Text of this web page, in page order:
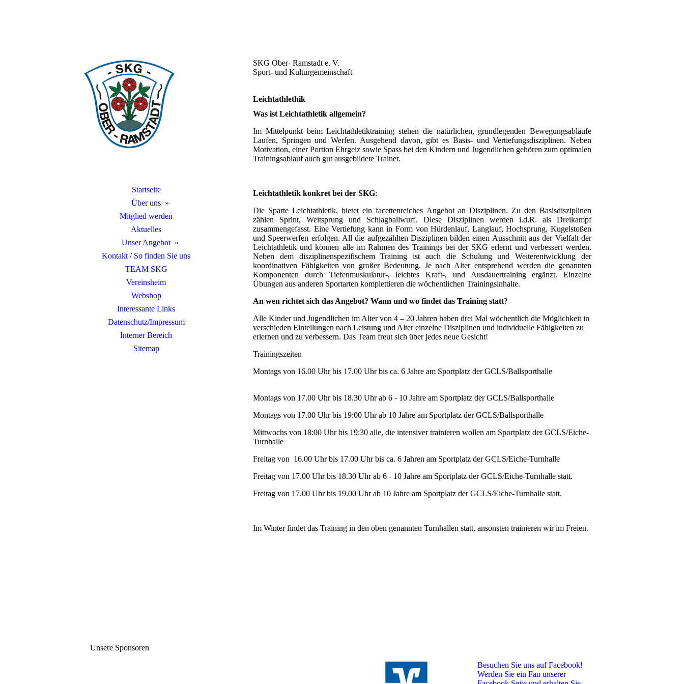
Startseite
Über uns
Mitglied werden
Aktuelles
Unser Angebot
Kontakt / So finden Sie uns
TEAM SKG
Vereinsheim
Webshop
Interessante Links
Datenschutz/Impressum
Interner Bereich
Sitemap
SKG Ober- Ramstadt e. V.
Sport- und Kulturgemeinschaft
Leichtathlethik
Was ist Leichtathletik allgemein?
Im Mittelpunkt beim Leichtathletiktraining stehen die natürlichen, grundlegenden Bewegungsabläufe
Laufen, Springen und Werfen. Ausgehend davon, gibt es Basis- und Vertiefungsdisziplinen. Neben
Motivation, einer Portion Ehrgeiz sowie Spass bei den Kindern und Jugendlichen gehören zum optimalen
Trainingsablauf auch gut ausgebildete Trainer.
Leichtathletik konkret bei der SKG:
Die Sparte Leichtathletik, bietet ein facettenreiches Angebot an Disziplinen. Zu den Basisdisziplinen
zählen Sprint, Weitsprung und Schlagballwurf. Diese Disziplinen werden i.d.R. als Dreikampf
zusammengefasst. Eine Vertiefung kann in Form von Hürdenlauf, Langlauf, Hochsprung, Kugelstoßen
und Speerwerfen erfolgen. All die aufgezählten Disziplinen bilden einen Ausschnitt aus der Vielfalt der
Leichtathletik und können alle im Rahmen des Trainings bei der SKG erlernt und verbessert werden.
Neben dem disziplinenspezifischem Training ist auch die Schulung und Weiterentwicklung der
koordinativen Fähigkeiten von großer Bedeutung. Je nach Alter entsprehend werden die genannten
Komponenten durch Tiefenmuskulatur-, leichtes Kraft-, und Ausdauertraining ergänzt. Einzelne
Übungen aus anderen Sportarten komplettieren die wöchentlichen Trainingsinhalte.
An wen richtet sich das Angebot? Wann und wo findet das Training statt?
Alle Kinder und Jugendlichen im Alter von 4 – 20 Jahren haben drei Mal wöchentlich die Möglichkeit in
verschieden Einteilungen nach Leistung und Alter einzelne Disziplinen und individuelle Fähigkeiten zu
erlernen und zu verbessern. Das Team freut sich über jedes neue Gesicht!
Trainingszeiten
Montags von 16.00 Uhr bis 17.00 Uhr bis ca. 6 Jahre am Sportplatz der GCLS/Ballsporthalle
Montags von 17.00 Uhr bis 18.30 Uhr ab 6 - 10 Jahre am Sportplatz der GCLS/Ballsporthalle
Montags von 17.00 Uhr bis 19:00 Uhr ab 10 Jahre am Sportplatz der GCLS/Ballsporthalle
Mittwochs von 18:00 Uhr bis 19:30 alle, die intensiver trainieren wollen am Sportplatz der GCLS/Eiche-
Turnhalle
Freitag von 16.00 Uhr bis 17.00 Uhr bis ca. 6 Jahren am Sportplatz der GCLS/Eiche-Turnhalle
Freitag von 17.00 Uhr bis 18.30 Uhr ab 6 - 10 Jahre am Sportplatz der GCLS/Eiche-Turnhalle statt.
Freitag von 17.00 Uhr bis 19.00 Uhr ab 10 Jahre am Sportplatz der GCLS/Eiche-Turnhalle statt.
Im Winter findet das Training in den oben genannten Turnhallen statt, ansonsten trainieren wir im Freien.
Unsere Sponsoren
Besuchen Sie uns auf Facebook!
Werden Sie ein Fan unserer